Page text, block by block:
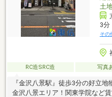
土
3分
その
RC造SRC造 写真
『金沢八景駅』徒歩3分の好立
金沢八景エリア！関東学院など